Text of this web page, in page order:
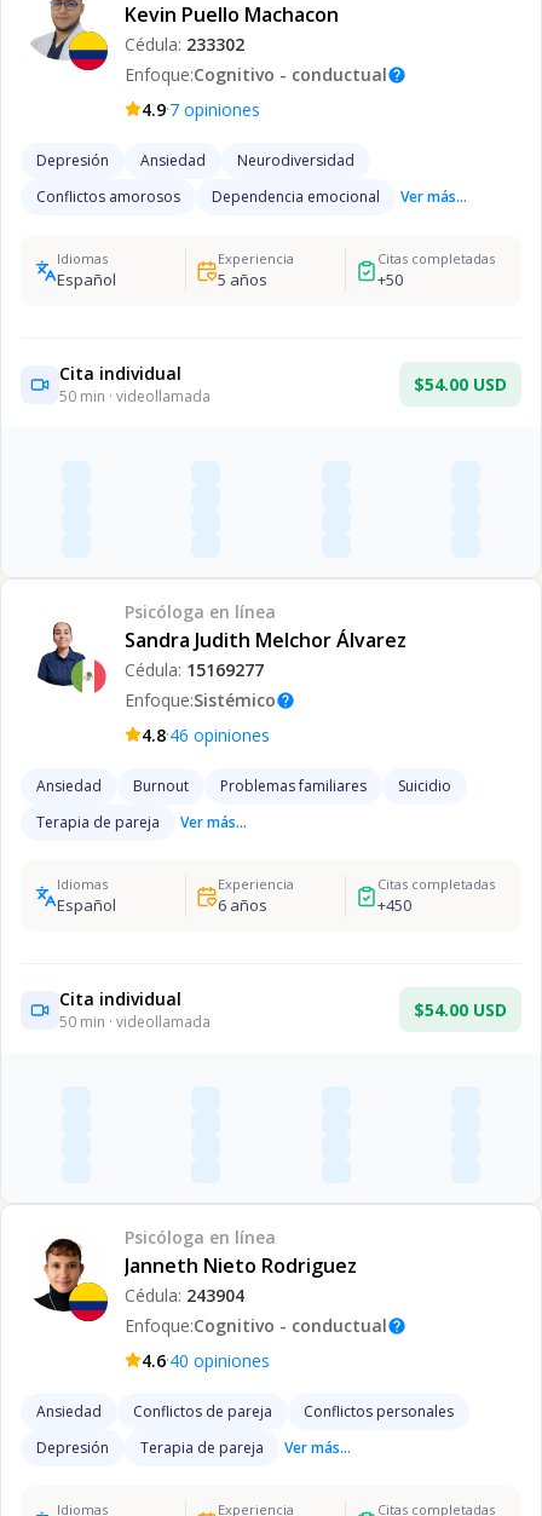
Kevin Puello Machacon
Cédula: 233302
Enfoque:Cognitivo - conductualhelp
4.9·7 opiniones
Depresión Ansiedad
Neurodiversidad
Conflictos amorosos
Dependencia emocional Ver más...
Idiomas
Español
Experiencia
5 años
Citas completadas
+50
Cita individual
50 min · videollamada
$54.00 USD
Psicóloga en línea
Sandra Judith Melchor Álvarez
Cédula: 15169277
Enfoque:Sistémicohelp
4.8·46 opiniones
Ansiedad Burnout Problemas familiares
Suicidio
Terapia de pareja
Ver más...
Idiomas
Español
Experiencia
6años
Citas completadas
+450
Cita individual
50 min · videollamada
$54.00 USD
Psicóloga en línea
Janneth Nieto Rodriguez
Cédula: 243904
Enfoque:Cognitivo - conductualhelp
4.6·40 opiniones
Ansiedad Conflictos de pareja
Conflictos personales
Depresión
Terapia de pareja Ver más...
Idiomas Experiencia Citas completadas